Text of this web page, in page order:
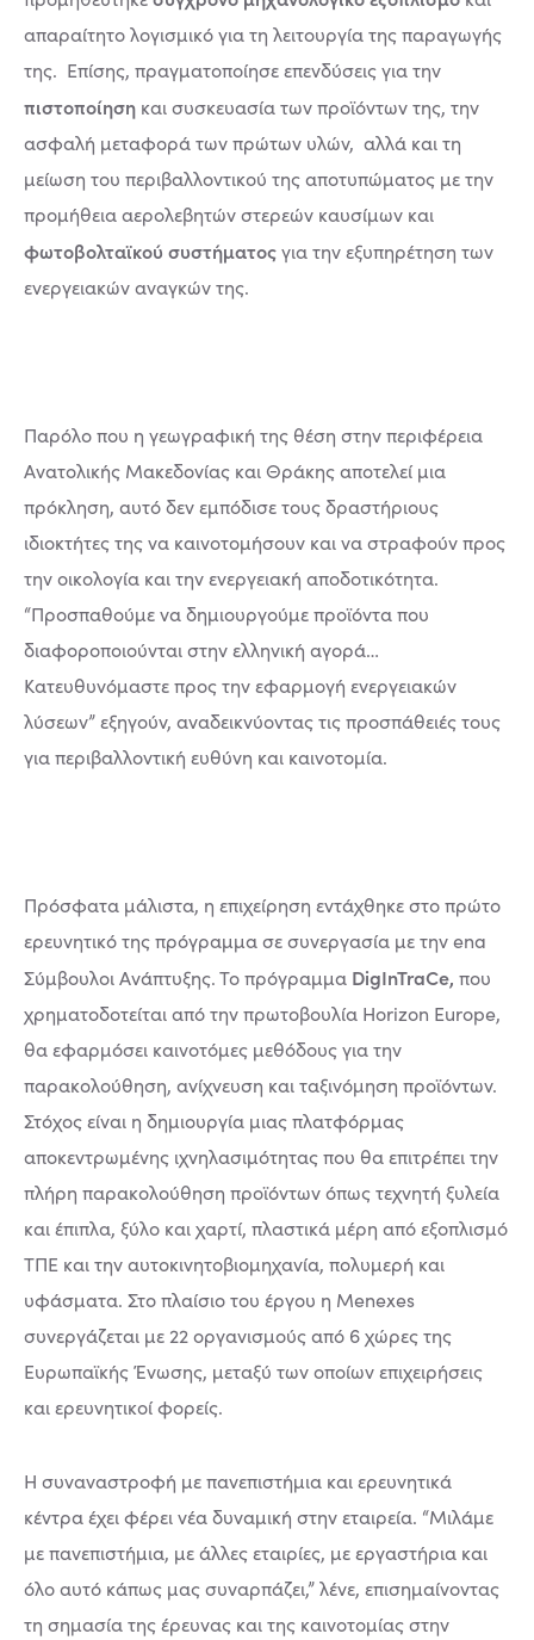
απαραίτητο λογισμικό για τη λειτουργία της παραγωγής
της. Επίσης, πραγματοποίησε επενδύσεις για την
πιστοποίηση και συσκευασία των προϊόντων της, την
ασφαλή μεταφορά των πρώτων υλών, αλλά και τη
μείωση του περιβαλλοντικού της αποτυπώματος με την
προμήθεια αερολεβητών στερεών καυσίμων και
φωτοβολταϊκού συστήματοςγια την εξυπηρέτηση των
ενεργειακών αναγκών της.
Παρόλο που η γεωγραφική της θέση στην περιφέρεια
Ανατολικής Μακεδονίας και Θράκης αποτελεί μια
πρόκληση, αυτό δεν εμπόδισε τους δραστήριους
ιδιοκτήτες της να καινοτομήσουν και να στραφούν προς
την οικολογία και την ενεργειακή αποδοτικότητα.
“Προσπαθούμε να δημιουργούμε προϊόντα που
διαφοροποιούνται στην ελληνική αγορά…
Κατευθυνόμαστε προς την εφαρμογή ενεργειακών
λύσεων” εξηγούν, αναδεικνύοντας τις προσπάθειές τους
για περιβαλλοντική ευθύνη και καινοτομία.
Πρόσφατα μάλιστα, η επιχείρηση εντάχθηκε στο πρώτο
ερευνητικό της πρόγραμμα σε συνεργασία με την ena
Σύμβουλοι Ανάπτυξης. Το πρόγραμμα DigInTraCe, που
χρηματοδοτείται από την πρωτοβουλία Horizon Europe,
θα εφαρμόσει καινοτόμες μεθόδους για την
παρακολούθηση, ανίχνευση και ταξινόμηση προϊόντων.
Στόχος είναι η δημιουργία μιας πλατφόρμας
αποκεντρωμένης ιχνηλασιμότητας που θα επιτρέπει την
πλήρη παρακολούθηση προϊόντων όπως τεχνητή ξυλεία
και έπιπλα, ξύλο και χαρτί, πλαστικά μέρη από εξοπλισμό
ΤΠΕ και την αυτοκινητοβιομηχανία, πολυμερή και
υφάσματα. Στο πλαίσιο του έργου η Menexes
συνεργάζεται με 22 οργανισμούς από 6 χώρες της
Ευρωπαϊκής Ένωσης, μεταξύ των οποίων επιχειρήσεις
και ερευνητικοί φορείς.
Η συναναστροφή με πανεπιστήμια και ερευνητικά
κέντρα έχει φέρει νέα δυναμική στην εταιρεία. “Μιλάμε
με πανεπιστήμια, με άλλες εταιρίες, με εργαστήρια και
όλο αυτό κάπως μας συναρπάζει,” λένε, επισημαίνοντας
τη σημασία της έρευνας και της καινοτομίας στην